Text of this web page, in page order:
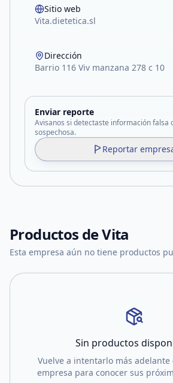
Sitio web
Vita.dietetica.sl
Dirección
Barrio 116 Viv manzana 278 c 10
Enviar reporte
Avisanos si detectaste información falsa
sospechosa.
Reportar
Productos deVita
Esta empresa aún no tiene productos
Sin productos
Vuelve a intentarlo más adelante
empresa para conocer sus